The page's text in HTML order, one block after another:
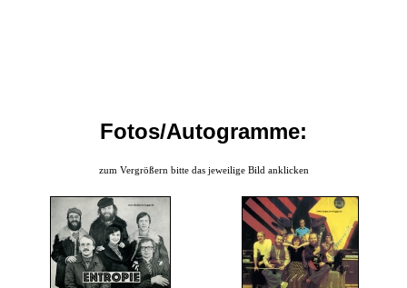
Fotos/Autogramme:
zum Vergrößern bitte das jeweilige Bild anklicken